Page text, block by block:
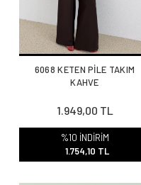
6068 KETEN PİLE TAKIM
KAHVE
1.949,00 TL
%10 İNDİRİM
1.754,10 TL